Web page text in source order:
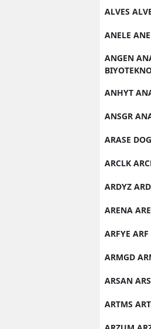
ALVES
ANELE
ANGEN
ANHYT
ANSGR
ARASE
ARCLK
ARDYZ
ARENA
ARFYE
ARMGD
ARSAN
ARTMS